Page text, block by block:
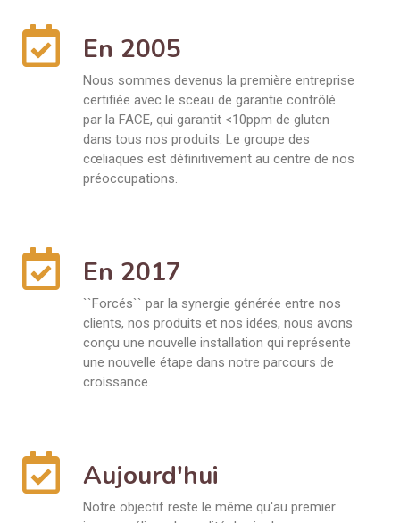
En 2005
Nous sommes devenus la première entreprise
certifiée avec le sceau de garantie contrôlé
par la FACE, qui garantit <10ppm de gluten
dans tous nos produits. Le groupe des
cœliaques est définitivement au centre de nos
préoccupations.
En 2017
``Forcés`` par la synergie générée entre nos
clients, nos produits et nos idées, nous avons
conçu une nouvelle installation qui représente
une nouvelle étape dans notre parcours de
croissance.
Aujourd'hui
Notre objectif reste le même qu'au premier